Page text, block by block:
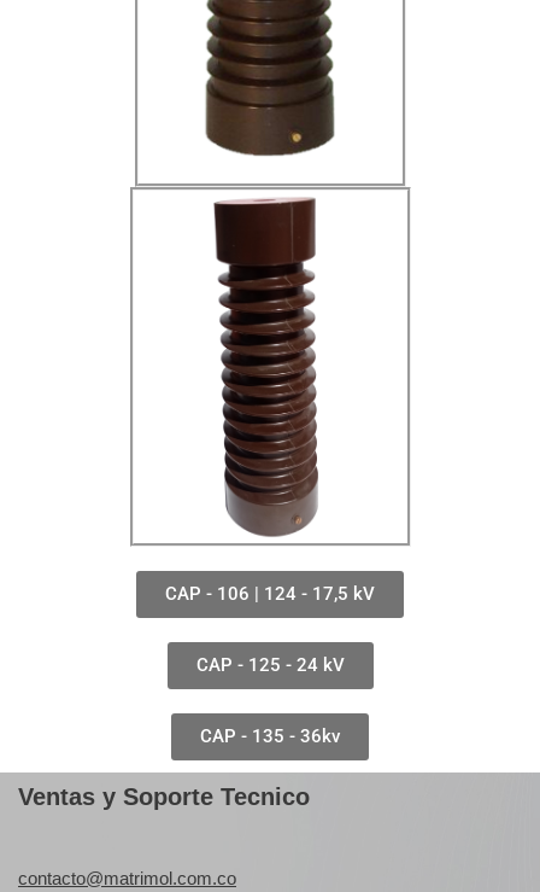
CAP - 106 | 124 - 17,5 kV
CAP - 125 - 24 kV
CAP - 135 - 36kv
Ventas y Soporte Tecnico
contacto@matrimol.com.co